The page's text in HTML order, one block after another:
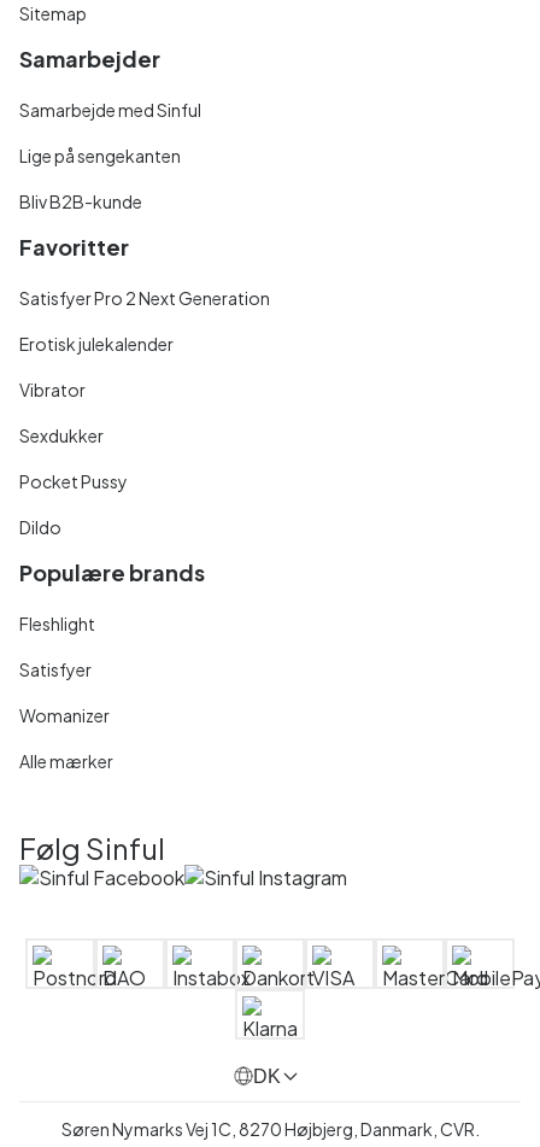
Sitemap
Samarbejder
Samarbejde med Sinful
Lige på sengekanten
Bliv B2B-kunde
Favoritter
Satisfyer Pro 2 Next Generation
Erotisk julekalender
Vibrator
Sexdukker
Pocket Pussy
Dildo
Populære brands
Fleshlight
Satisfyer
Womanizer
Alle mærker
Følg Sinful
DK
Søren Nymarks Vej 1C, 8270 Højbjerg, Danmark, CVR.